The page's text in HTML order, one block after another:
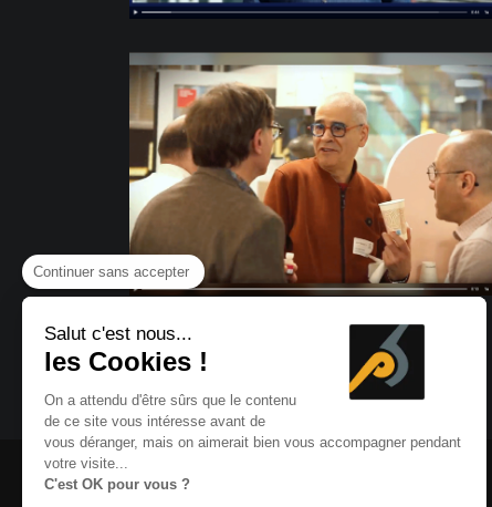
Continuer sans accepter
Salut c'est nous...
les Cookies !
On a attendu d'être sûrs que le contenu
de ce site vous intéresse avant de
vous déranger, mais on aimerait bien vous accompagner pendant
votre visite...
C'est OK pour vous ?